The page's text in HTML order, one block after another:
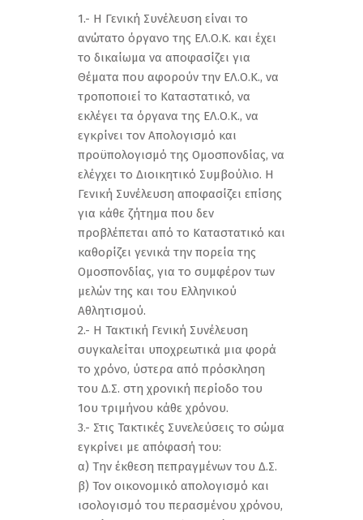
1.- Η Γενική Συνέλευση είναι το
ανώτατο όργανο της ΕΛ.Ο.Κ. και έχει
το δικαίωμα να αποφασίζει για
Θέματα που αφορούν την ΕΛ.Ο.Κ., να
τροποποιεί το Καταστατικό, να
εκλέγει τα όργανα της ΕΛ.Ο.Κ., να
εγκρίνει τον Απολογισμό και
προϋπολογισμό της Ομοσπονδίας, να
ελέγχει το Διοικητικό Συμβούλιο. Η
Γενική Συνέλευση αποφασίζει επίσης
για κάθε ζήτημα που δεν
προβλέπεται από το Καταστατικό και
καθορίζει γενικά την πορεία της
Ομοσπονδίας, για το συμφέρον των
μελών της και του Ελληνικού
Αθλητισμού.
2.- Η Τακτική Γενική Συνέλευση
συγκαλείται υποχρεωτικά μια φορά
το χρόνο, ύστερα από πρόσκληση
του Δ.Σ. στη χρονική περίοδο του
1ου τριμήνου κάθε χρόνου.
3.- Στις Τακτικές Συνελεύσεις το σώμα
εγκρίνει με απόφασή του:
α) Την έκθεση πεπραγμένων του Δ.Σ.
β) Τον οικονομικό απολογισμό και
ισολογισμό του περασμένου χρόνου,